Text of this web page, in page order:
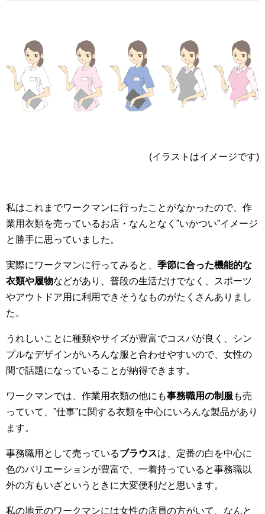
(イラストはイメージです)
私はこれまでワークマンに行ったことがなかったので、作
業用衣類を売っているお店・なんとなく”いかつい”イメージ
と勝手に思っていました。
実際にワークマンに行ってみると、 季節に合った機能的な
衣類や履物などがあり、普段の生活だけでなく、スポーツ
やアウトドア用に利用できそうなものがたくさんありまし
た。
うれしいことに種類やサイズが豊富でコスパが良く、シン
プルなデザインがいろんな服と合わせやすいので、女性の
間で話題になっていることが納得できます。
ワークマンでは、作業用衣類の他にも事務職用の制服も売
っていて、”仕事”に関する衣類を中心にいろんな製品があり
ます。
事務職用として売っているブラウスは、定番の白を中心に
色のバリエーションが豊富で、一着持っていると事務職以
外の方もいざというときに大変便利だと思います。
私の地元のワークマンには女性の店員の方がいて、なんと